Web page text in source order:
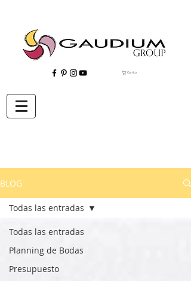
Carrito
"Gaudium, Eventos Corporativos, Wedding Planner, Eventos, Quito"
BLOG
Todas las entradas
Planning de Bodas
Presupuesto
Todas las entradas